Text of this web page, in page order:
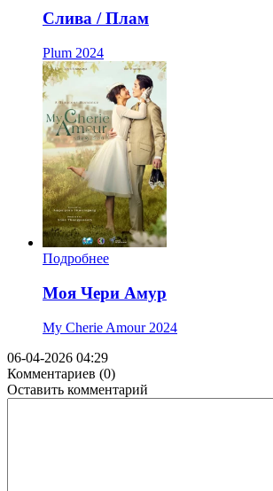
Слива / Плам
Plum 2024
Подробнее
Моя Чери Амур
My Cherie Amour 2024
06-04-2026 04:29
Комментариев (0)
Оставить комментарий